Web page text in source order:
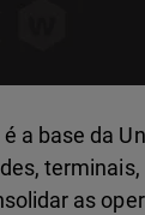
é a base da
as